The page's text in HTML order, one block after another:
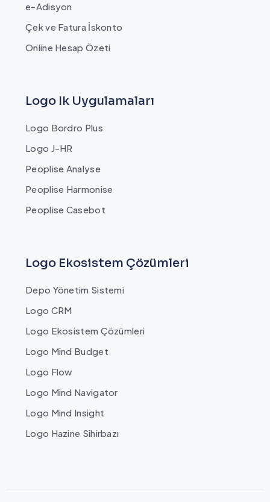
e-Adisyon
Çek ve Fatura İskonto
Online Hesap Özeti
Logo Ik Uygulamaları
Logo Bordro Plus
Logo J-HR
Peoplise Analyse
Peoplise Harmonise
Peoplise Casebot
Logo Ekosistem Çözümleri
Depo Yönetim Sistemi
Logo CRM
Logo Ekosistem Çözümleri
Logo Mind Budget
Logo Flow
Logo Mind Navigator
Logo Mind Insight
Logo Hazine Sihirbazı